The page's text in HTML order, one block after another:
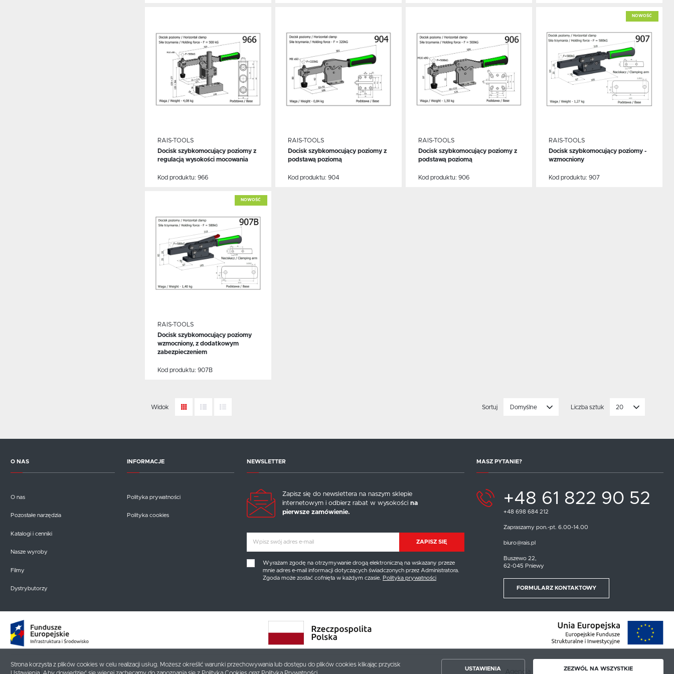
RAIS-TOOLS
Docisk szybkomocujący poziomy z
regulacją wysokości mocowania
Kod produktu:966
WIĘCEJ
RAIS-TOOLS
Docisk szybkomocujący poziomy z
podstawą poziomą
Kod produktu:904
WIĘCEJ
RAIS-TOOLS
Docisk szybkomocujący poziomy z
podstawą poziomą
Kod produktu:906
WIĘCEJ
NOWOŚĆ
RAIS-TOOLS
Docisk szybkomocujący poziomy -
wzmocniony
Kod produktu:907
WIĘCEJ
NOWOŚĆ
RAIS-TOOLS
Docisk szybkomocujący poziomy
wzmocniony, z dodatkowym
zabezpieczeniem
Kod produktu:907B
WIĘCEJ
Widok Sortuj Domyślne Liczba sztuk 20
O NAS
O nas
Pozostałe narzędzia
Katalogi i cenniki
Nasze wyroby
Filmy
Dystrybutorzy
INFORMACJE
Polityka prywatności
Polityka cookies
NEWSLETTER
Zapisz się do newslettera na naszym sklepie
internetowym i odbierz rabat w wysokościna
pierwsze zamówienie.
ZAPISZ SIĘ
Wyrażam zgodę na otrzymywanie drogą elektroniczną na wskazany przeze
mnie adres e-mail informacji dotyczących świadczonych przez Administratora.
Zgoda może zostać cofnięta w każdym czasie. Polityka prywatności
MASZ PYTANIE?
+48 61 822 90 52
+48 698 684 212
Zapraszamy pon.-pt. 6.00-14.00
biuro@rais.pl
Buszewo 22,
62-045 Pniewy
FORMULARZ KONTAKTOWY
Copyright by rais.pl Agencja interaktywna[ti]Powered by2ClickShop
Strona korzysta z plików cookies w celu realizacji usług. Możesz określić warunki przechowywania lub dostępu do plików cookies klikając przycisk
USTAWIENIA ZEZWÓL NA WSZYSTKIE